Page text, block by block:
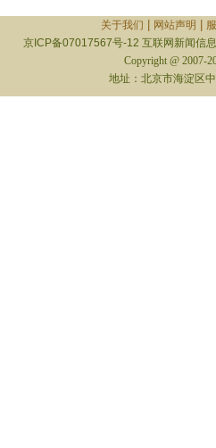
关于我们 网站声明
京ICP备07017567号-12 互联网新闻信
Copyright @ 2007-
地址：北京市海淀区